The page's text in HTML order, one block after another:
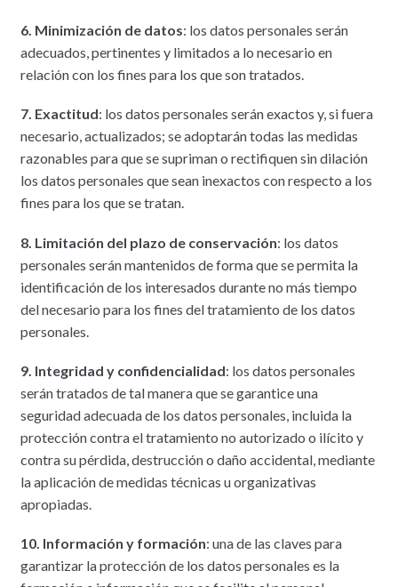
6. Minimización de datos: los datos personales serán
adecuados, pertinentes y limitados a lo necesario en
relación con los fines para los que son tratados.
7. Exactitud: los datos personales serán exactos y, si fuera
necesario, actualizados; se adoptarán todas las medidas
razonables para que se supriman o rectifiquen sin dilación
los datos personales que sean inexactos con respecto a los
fines para los que se tratan.
8. Limitación del plazo de conservación: los datos
personales serán mantenidos de forma que se permita la
identificación de los interesados durante no más tiempo
del necesario para los fines del tratamiento de los datos
personales.
9. Integridad y confidencialidad: los datos personales
serán tratados de tal manera que se garantice una
seguridad adecuada de los datos personales, incluida la
protección contra el tratamiento no autorizado o ilícito y
contra su pérdida, destrucción o daño accidental, mediante
la aplicación de medidas técnicas u organizativas
apropiadas.
10. Información y formación: una de las claves para
garantizar la protección de los datos personales es la